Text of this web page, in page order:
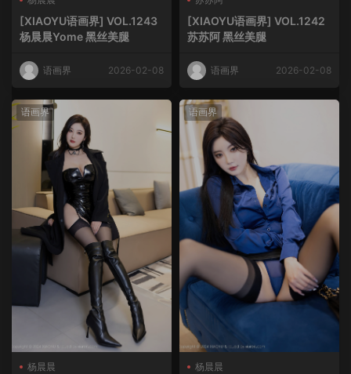
[XIAOYU语画界] VOL.1243
杨晨晨Yome 黑丝美腿
语画界 2026-02-08
[XIAOYU语画界] VOL.1242
苏苏阿 黑丝美腿
语画界 2026-02-08
语画界
杨晨晨
语画界
杨晨晨